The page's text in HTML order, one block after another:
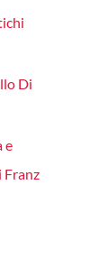
Di
e
Franz